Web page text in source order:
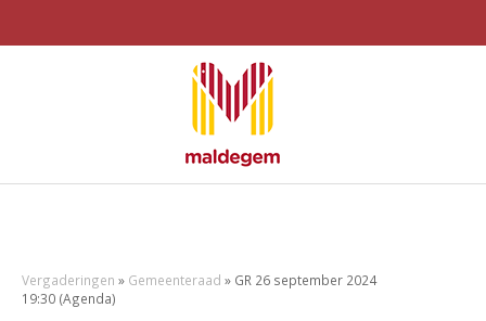
Vergaderingen » Gemeenteraad » GR 26 september 2024
19:30 (Agenda)